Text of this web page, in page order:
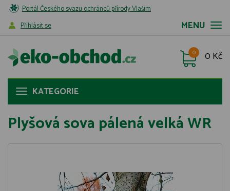
Portál Českého svazu ochránců přírody Vlašim
MENU
Příhlásit se
0 Kč
0
KATEGORIE
Plyšová sova pálená velká WR